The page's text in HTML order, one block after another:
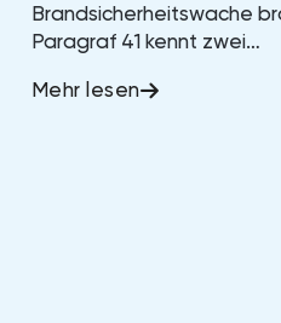
Brandsicherheitswache
Paragraf 41 kennt zwei…
Mehr lesen